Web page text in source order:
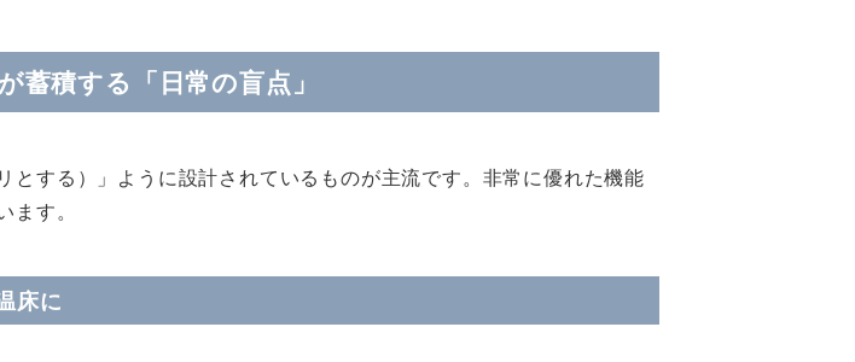
積する「日常の盲点」
する）」ように設計されているものが主流です。非常に優れた機能
ます。
床に